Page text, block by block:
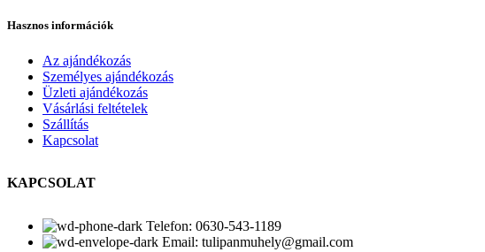
Hasznos információk
Az ajándékozás
Személyes ajándékozás
Üzleti ajándékozás
Vásárlási feltételek
Szállítás
Kapcsolat
KAPCSOLAT
Telefon: 0630-543-1189
Email: tulipanmuhely@gmail.com